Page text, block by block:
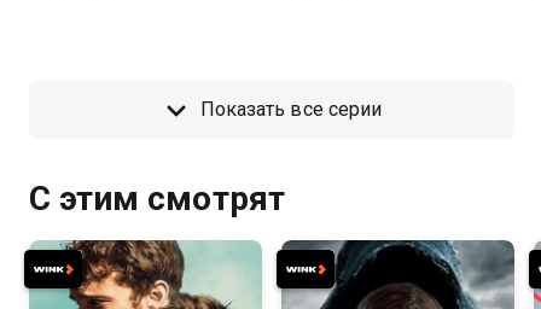
Показать все серии
С этим смотрят